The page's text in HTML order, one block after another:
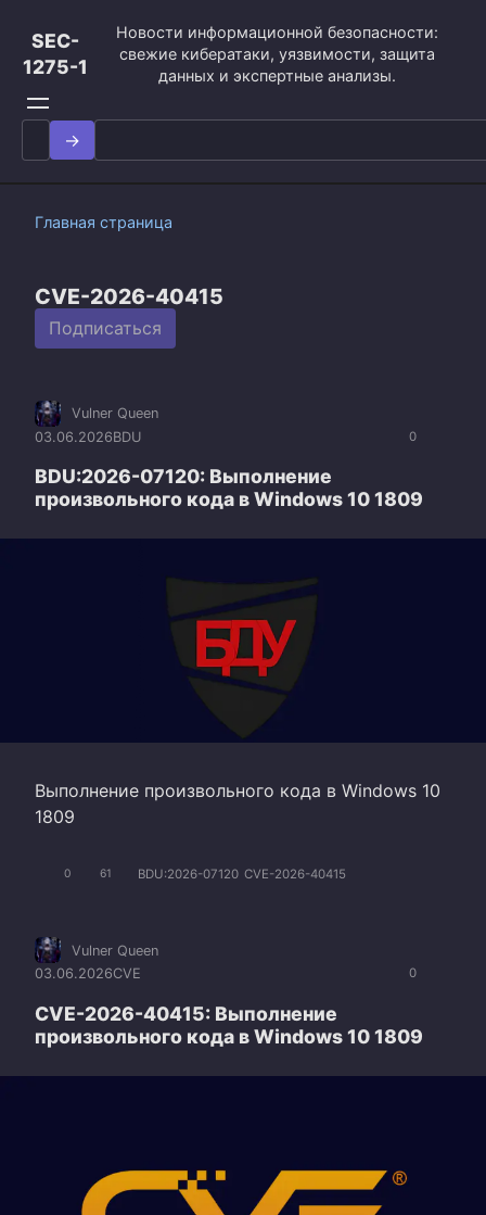
контенту
SEC-
1275-1
Новости информационной безопасности:
свежие кибератаки, уязвимости, защита
данных и экспертные анализы.
Search
for:
Главная страница
CVE-2026-40415
Подписаться
0
Vulner Queen
03.06.2026BDU
BDU:2026-07120: Выполнение
произвольного кода в Windows 10 1809
Выполнение произвольного кода в Windows 10
1809
0 61 BDU:2026-07120 CVE-2026-40415
0
Vulner Queen
03.06.2026CVE
CVE-2026-40415: Выполнение
произвольного кода в Windows 10 1809